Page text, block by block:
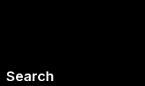
Search